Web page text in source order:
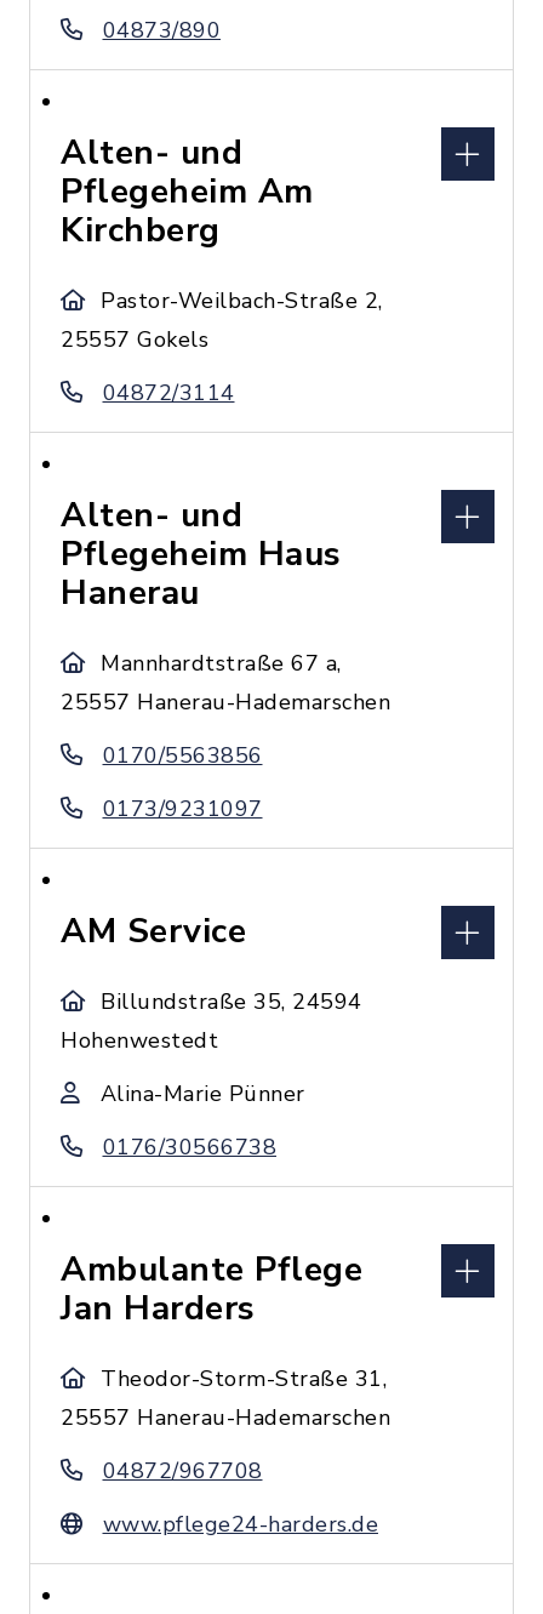
04873/890
Alten- und
Pflegeheim Am
Kirchberg
Pastor-Weilbach-Straße 2,
25557 Gokels
04872/3114
Alten- und
Pflegeheim Haus
Hanerau
Mannhardtstraße 67 a,
25557 Hanerau-Hademarschen
0170/5563856
0173/9231097
AM Service
Billundstraße 35, 24594
Hohenwestedt
Alina-Marie Pünner
0176/30566738
Ambulante Pflege
Jan Harders
Theodor-Storm-Straße 31,
25557 Hanerau-Hademarschen
04872/967708
www.pflege24-harders.de